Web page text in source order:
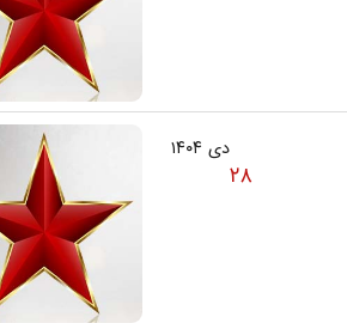
دی ۱۴۰۴
۲۸